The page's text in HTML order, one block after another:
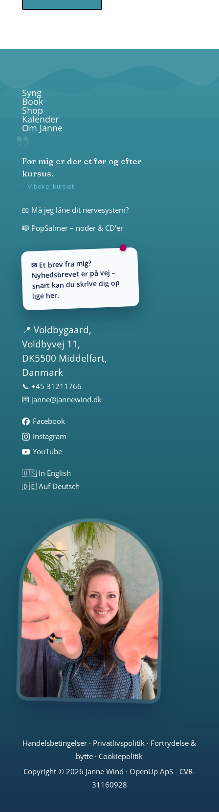
Syng
Book
Shop
Kalender
Om Janne
For mig er der et før og efter
kursus.
– Vibeke, kursist
📖 Må jeg låne dit nervesystem?
🎼 PopSalmer – noder & CD'er
✉ Et brev fra mig?
Nyhedsbrevet er på vej –
snart kan du skrive dig op
lige her.
📍 Voldbygaard,
Voldbyvej 11,
DK5500 Middelfart,
Danmark
📞 +45 31211766
💌 janne@jannewind.dk
Facebook
Instagram
YouTube
🇺🇸 In English
🇩🇪 Auf Deutsch
Handelsbetingelser · Privatlivspolitik · Fortrydelse &
bytte · Cookiepolitik
Copyright © 2026 Janne Wind · OpenUp ApS - CVR-
31160928